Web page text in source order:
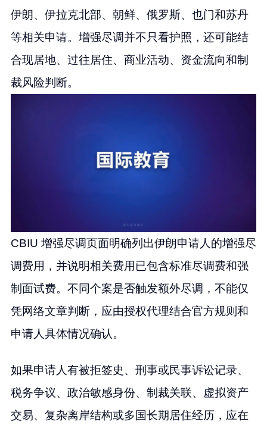
伊朗、伊拉克北部、朝鲜、俄罗斯、也门和苏丹
等相关申请。增强尽调并不只看护照，还可能结
合现居地、过往居住、商业活动、资金流向和制
裁风险判断。
CBIU 增强尽调页面明确列出伊朗申请人的增强尽
调费用，并说明相关费用已包含标准尽调费和强
制面试费。不同个案是否触发额外尽调，不能仅
凭网络文章判断，应由授权代理结合官方规则和
申请人具体情况确认。
如果申请人有被拒签史、刑事或民事诉讼记录、
税务争议、政治敏感身份、制裁关联、虚拟资产
交易、复杂离岸结构或多国长期居住经历，应在